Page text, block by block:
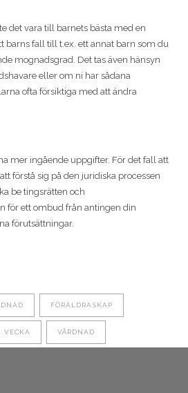
det vara till barnets bästa med en
barns fall till t.ex. ett annat barn som du
mognadsgrad. Det tas även hänsyn
eller om ni har sådana
ofta försiktiga med att ändra
mer ingående uppgifter. För det fall att
förstå sig på den juridiska processen
be tingsrätten och
för ett ombud från antingen din
förutsättningar.
FÖRÄLDRASKAP
VECKA VÅRDNAD